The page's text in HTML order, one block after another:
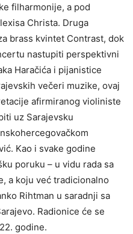
filharmonije, a pod
Christa. Druga
brass kvintet Contrast, dok
nastupiti perspektivni
Haračića i pijanistice
večeri muzike, ovaj
afirmiranog violiniste
uz Sarajevsku
Kao i svake godine
poruku – u vidu rada sa
a koju već tradicionalno
Rihtman u saradnji sa
Radionice će se
godine.